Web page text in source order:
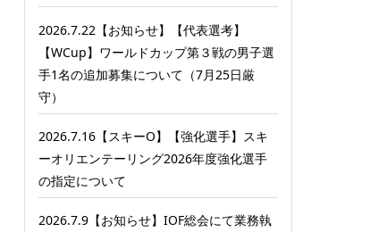
2026.7.22【お知らせ】【代表選考】
【WCup】ワールドカップ第３戦の男子選
手1名の追加募集について（7月25日厳
守）
2026.7.16【スキーO】【強化選手】スキ
ーオリエンテーリング2026年度強化選手
の指定について
2026.7.9【お知らせ】IOF総会にて業務執